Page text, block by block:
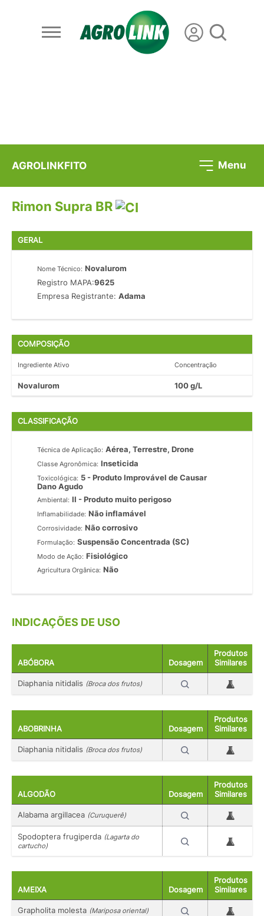
AGROLINKFITO Menu
Rimon Supra BR
GERAL
Nome Técnico: Novalurom
Registro MAPA:9625
Empresa Registrante:Adama
COMPOSIÇÃO
Ingrediente Ativo Concentração
Novalurom 100 g/L
CLASSIFICAÇÃO
Técnica de Aplicação: Aérea, Terrestre, Drone
Classe Agronômica: Inseticida
Toxicológica: 5 - Produto Improvável de Causar
Dano Agudo
Ambiental: II - Produto muito perigoso
Inflamabilidade: Não inflamável
Corrosividade: Não corrosivo
Formulação: Suspensão Concentrada (SC)
Modo de Ação: Fisiológico
Agricultura Orgânica: Não
INDICAÇÕES DE USO
ABÓBORA Dosagem
Produtos
Similares
Diaphania nitidalis (Broca dos frutos)
ABOBRINHA Dosagem
Produtos
Similares
Diaphania nitidalis (Broca dos frutos)
ALGODÃO Dosagem
Produtos
Similares
Alabama argillacea (Curuquerê)
Spodoptera frugiperda (Lagarta do
cartucho)
AMEIXA Dosagem
Produtos
Similares
Grapholita molesta (Mariposa oriental)